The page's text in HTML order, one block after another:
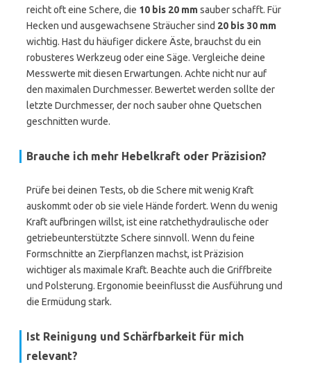
reicht oft eine Schere, die 10 bis 20 mmsauber schafft. Für
Hecken und ausgewachsene Sträucher sind 20 bis 30 mm
wichtig. Hast du häufiger dickere Äste, brauchst du ein
robusteres Werkzeug oder eine Säge. Vergleiche deine
Messwerte mit diesen Erwartungen. Achte nicht nur auf
den maximalen Durchmesser. Bewertet werden sollte der
letzte Durchmesser, der noch sauber ohne Quetschen
geschnitten wurde.
Brauche ich mehr Hebelkraft oder Präzision?
Prüfe bei deinen Tests, ob die Schere mit wenig Kraft
auskommt oder ob sie viele Hände fordert. Wenn du wenig
Kraft aufbringen willst, ist eine ratchethydraulische oder
getriebeunterstützte Schere sinnvoll. Wenn du feine
Formschnitte an Zierpflanzen machst, ist Präzision
wichtiger als maximale Kraft. Beachte auch die Griffbreite
und Polsterung. Ergonomie beeinflusst die Ausführung und
die Ermüdung stark.
Ist Reinigung und Schärfbarkeit für mich
relevant?